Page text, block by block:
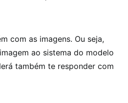
com as imagens. Ou seja,
ao sistema do modelo
também te responder com